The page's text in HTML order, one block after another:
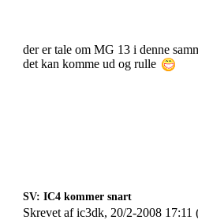
der er tale om MG 13 i denne
det kan komme ud og rulle
SV: IC4 kommer snart
Skrevet af ic3dk, 20/2-2008 17:11